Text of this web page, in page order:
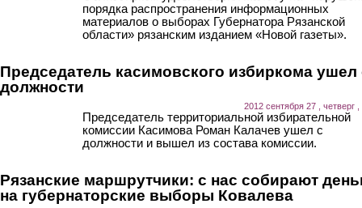
порядка распространения информационных
материалов о выборах Губернатора Рязанской
области» рязанским изданием «Новой газеты».
Председатель касимовского избиркома ушел
должности
2012 сентября 27 , четверг ,
Председатель территориальной избирательной
комиссии Касимова Роман Калачев ушел с
должности и вышел из состава комиссии.
Рязанские маршрутчики: с нас собирают
на губернаторские выборы Ковалева